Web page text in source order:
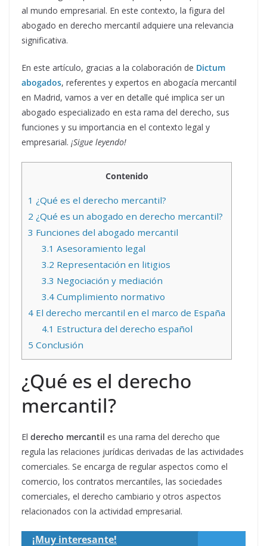
al mundo empresarial. En este contexto, la figura del
abogado en derecho mercantil adquiere una relevancia
significativa.
En este artículo, gracias a la colaboración de Dictum
abogados, referentes y expertos en abogacía mercantil
en Madrid, vamos a ver en detalle qué implica ser un
abogado especializado en esta rama del derecho, sus
funciones y su importancia en el contexto legal y
empresarial. ¡Sigue leyendo!
Contenido
1 ¿Qué es el derecho mercantil?
2 ¿Qué es un abogado en derecho mercantil?
3 Funciones del abogado mercantil
3.1 Asesoramiento legal
3.2 Representación en litigios
3.3 Negociación y mediación
3.4Cumplimiento normativo
4 El derecho mercantil en el marco de España
4.1 Estructura del derecho español
5 Conclusión
¿Qué es el derecho
mercantil?
El derecho mercantil es una rama del derecho que
regula las relaciones jurídicas derivadas de las actividades
comerciales. Se encarga de regular aspectos como el
comercio, los contratos mercantiles, las sociedades
comerciales, el derecho cambiario y otros aspectos
relacionados con la actividad empresarial.
¡Muy interesante!